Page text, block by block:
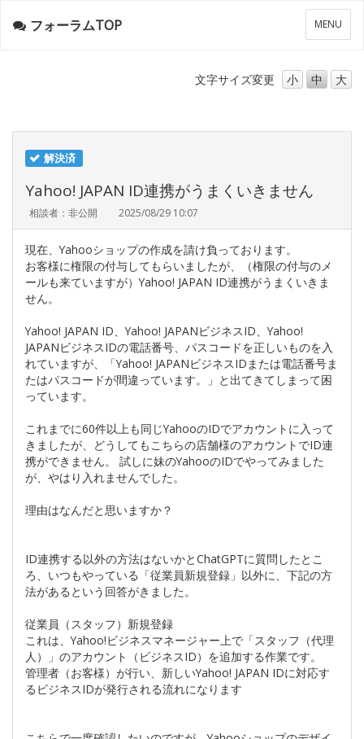
メ
ニ
ー
MENU
フォーラムTOP
文字サイズ変更 小 中 大
解決済
Yahoo! JAPAN ID連携がうまくいきません
相談者：非公開 2025/08/29 10:07
現在、Yahooショップの作成を請け負っております。
お客様に権限の付与してもらいましたが、（権限の付与のメ
ールも来ていますが）Yahoo! JAPAN ID連携がうまくいきま
せん。
Yahoo! JAPAN ID、Yahoo! JAPANビジネスID、Yahoo!
JAPANビジネスIDの電話番号、パスコードを正しいものを入
れていますが、「Yahoo! JAPANビジネスIDまたは電話番号ま
たはパスコードが間違っています。」と出てきてしまって困
っています。
これまでに60件以上も同じYahooのIDでアカウントに入って
きましたが、どうしてもこちらの店舗様のアカウントでID連
携ができません。 試しに妹のYahooのIDでやってみました
が、やはり入れませんでした。
理由はなんだと思いますか？
ID連携する以外の方法はないかとChatGPTに質問したとこ
ろ、いつもやっている「従業員新規登録」以外に、下記の方
法があるという回答がきました。
従業員（スタッフ）新規登録
これは、Yahoo!ビジネスマネージャー上で「スタッフ（代理
人）」のアカウント（ビジネスID）を追加する作業です。
管理者（お客様）が行い、新しいYahoo! JAPAN IDに対応す
るビジネスIDが発行される流れになります